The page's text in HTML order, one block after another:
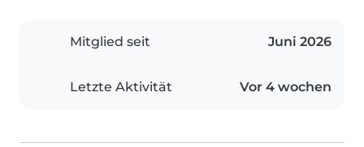
Mitglied seit Juni 2026
Letzte Aktivität Vor 4 wochen